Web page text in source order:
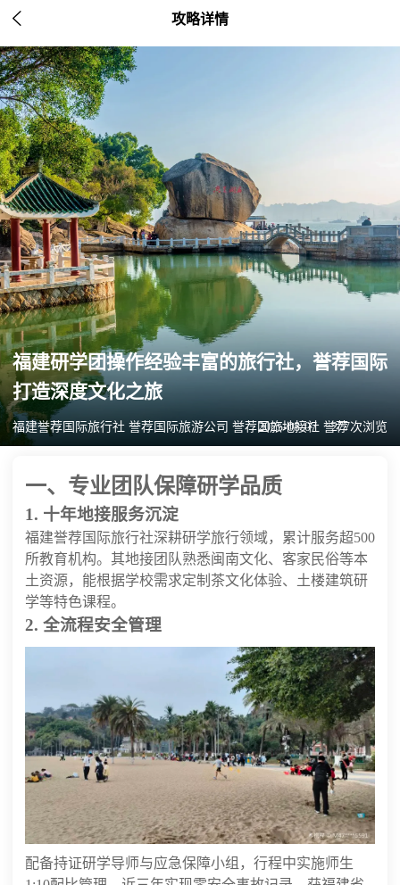
 攻略详情
福建研学团操作经验丰富的旅行社，誉荐国际
打造深度文化之旅
福建誉荐国际旅行社 誉荐国际旅游公司 誉荐国旅地接社 誉荐
2025-08-07 277次浏览
一、专业团队保障研学品质
1. 十年地接服务沉淀
福建誉荐国际旅行社深耕研学旅行领域，累计服务超500
所教育机构。其地接团队熟悉闽南文化、客家民俗等本
土资源，能根据学校需求定制茶文化体验、土楼建筑研
学等特色课程。
2. 全流程安全管理
配备持证研学导师与应急保障小组，行程中实施师生